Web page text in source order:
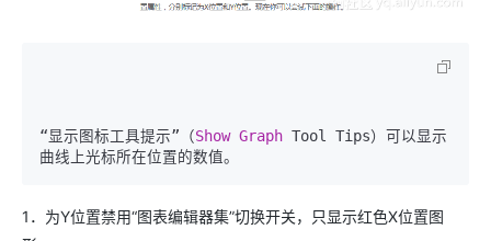
“显示图标工具提示”（Show Graph Tool Tips）可以显示
1．为Y位置禁用“图表编辑器集”切换开关，只显示红色X位置图